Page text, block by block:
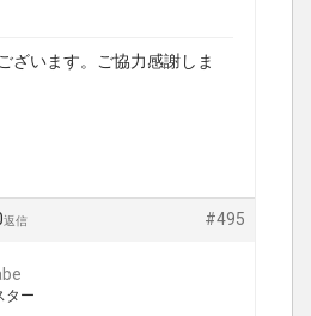
ざいます。ご協力感謝しま
#495
返信
ター